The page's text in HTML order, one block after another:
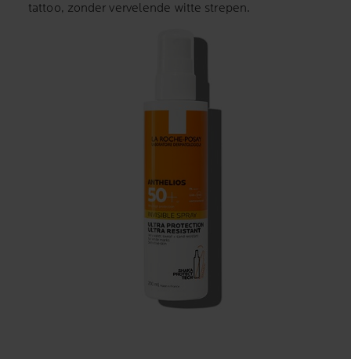
tattoo, zonder vervelende witte strepen.